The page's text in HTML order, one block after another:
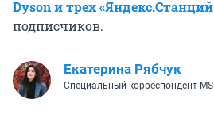
Dyson и трех
подписчиков.
Екатерина Рябчук
Специальный корреспондент